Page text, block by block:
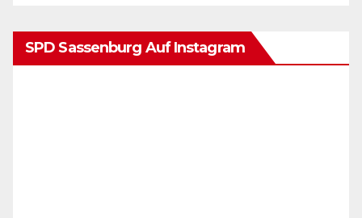
SPD Sassenburg Auf Instagram